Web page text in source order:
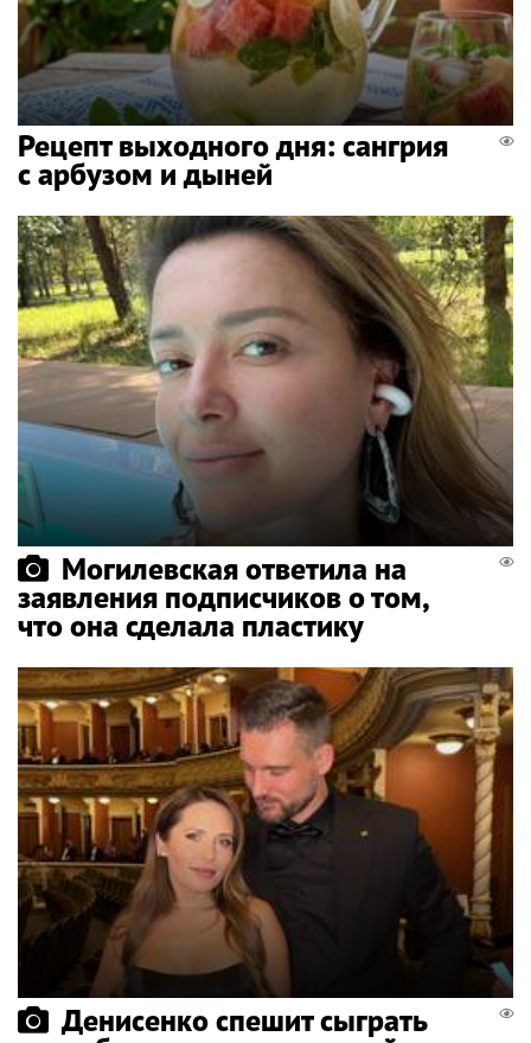
Рецепт выходного дня: сангрия
с арбузом и дыней
Могилевская ответила на
заявления подписчиков о том,
что она сделала пластику
Денисенко спешит сыграть